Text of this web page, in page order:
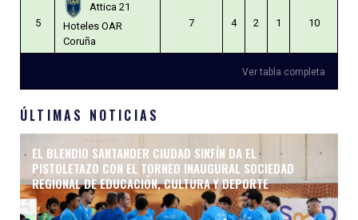
5
Attica 21
Hoteles OAR
Coruña
7 4 2 1 10
Ver tabla completa
ÚLTIMAS NOTICIAS
EL BLENDIO SANTANDER CIUDAD SINFÍN DA EL
PISTOLETAZO CON EL TORNEO INAUGURAL SOCIEDAD
REGIONAL DE EDUCACIÓN, CULTURA Y DEPORTE